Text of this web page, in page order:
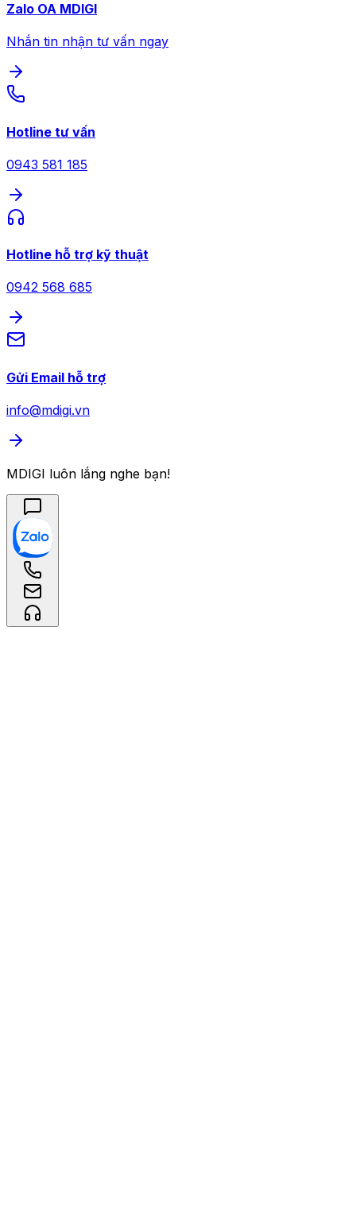
Zalo OA MDIGI
Nhắn tin nhận tư vấn ngay
Hotline tư vấn
0943 581 185
Hotline hỗ trợ kỹ thuật
0942 568 685
Gửi Email hỗ trợ
info@mdigi.vn
MDIGI luôn lắng nghe bạn!